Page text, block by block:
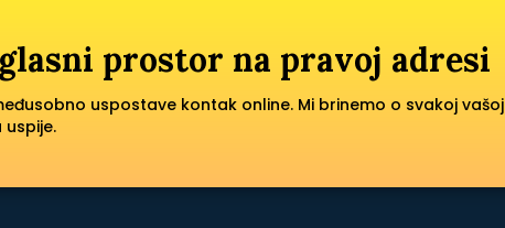
prostor na pravoj adresi
uspostave kontak online. Mi brinemo o svakoj vašoj